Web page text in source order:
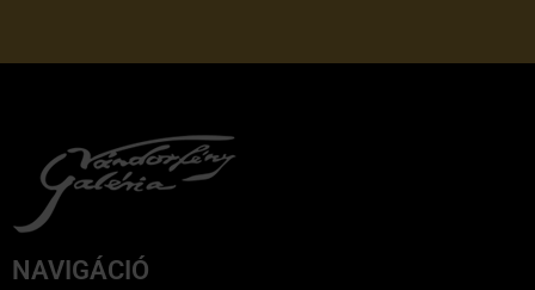
NAVIGÁCIÓ